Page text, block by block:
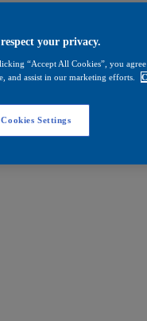
your privacy.
“Accept All Cookies”, you
and assist in our marketing efforts.
Cookies Settings